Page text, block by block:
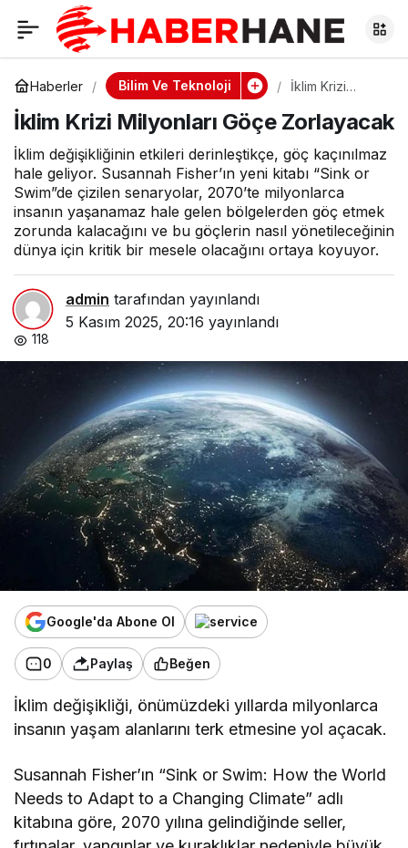
Haberler Bilim Ve Teknoloji
İklim Krizi
Zorlayacak
İklim Krizi Milyonları Göçe Zorlayacak
İklim değişikliğinin etkileri derinleştikçe, göç kaçınılmaz
hale geliyor. Susannah Fisher’ın yeni kitabı “Sink or
Swim”de çizilen senaryolar, 2070’te milyonlarca
insanın yaşanamaz hale gelen bölgelerden göç etmek
zorunda kalacağını ve bu göçlerin nasıl yönetileceğinin
dünya için kritik bir mesele olacağını ortaya koyuyor.
admin tarafından yayınlandı
5 Kasım 2025, 20:16 yayınlandı
118
Google'da Abone Ol
0 Paylaş Beğen
İklim değişikliği, önümüzdeki yıllarda milyonlarca
insanın yaşam alanlarını terk etmesine yol açacak.
Susannah Fisher’ın “Sink or Swim: How the World
Needs to Adapt to a Changing Climate” adlı
kitabına göre, 2070 yılına gelindiğinde seller,
İklim Krizi Milyonları
Göçe Zorlayacak